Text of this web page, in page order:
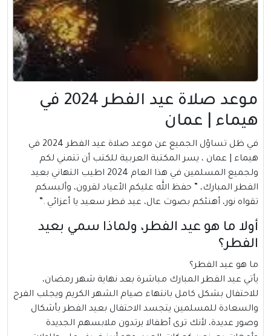
موعد صلاة عيد الفطر 2024 في
هيماء | عمان
في ظل تساؤل الجميع عن موعد صلاة عيد الفطر 2024 في
هيماء | عمان ، يسر المكتبة العربية للكتب أن تتمني لكم
ولجميع المسلمين في هذا العام 2024 اطيب التهاني بعيد
الفطر المبارك، ” حفظ الله عليكم الأعياد لقرون، وألبسكم
تقواه نور، أهنئكم بصوت عال، عيد فطر سعيد يا أعزائي .”
أولا ما هو عيد الفطر، ولماذا سمي بعيد
الفطر؟
ما هو عيد الفطر؟
يأتي عيد الفطرالمبارك مباشرة بعد نهاية شهر رمضان،
للاحتفال بشكل كامل بانتهاء صيام الشهر الكريم ويجلب الفرح
والسعادة للمسلمين يتجسد الاحتفال بعيد الفطر بأشكال
وصور عديدة، لأنك ترى أطفالا يرتدون ملابسهم الجديدة